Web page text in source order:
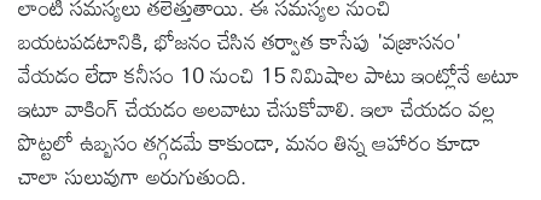
ఓటీటీ
వీడియోలు
ఆటోమొబైల్
బయటపడటానికి, భోజనం చేసిన తర్వాత కాసేపు 'వజ్రాసనం'
వేయడం లేదా కనీసం 10 నుంచి 15 నిమిషాల పాటు ఇంట్లోనే అటూ
ఇటూ వాకింగ్ చేయడం అలవాటు చేసుకోవాలి. ఇలా చేయడం వల్ల
పొట్టలో ఉబ్బసం తగ్గడమే కాకుండా, మనం తిన్న ఆహారం కూడా
చాలా సులువుగా అరుగుతుంది.